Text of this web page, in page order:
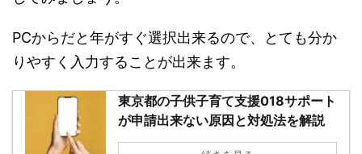
PCからだと年がすぐ選択出来るので、とても分か
りやすく入力することが出来ます。
東京都の子供子育て支援018サポート
が申請出来ない原因と対処法を解説